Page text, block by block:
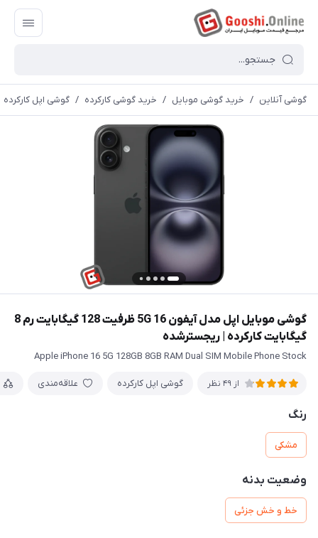
گوشی آنلاین / خرید گوشی موبایل / خرید گوشی کارکرده / گوشی اپل کارکرده
گوشی موبایل اپل مدل آیفون 16 5G ظرفیت 128 گیگابایت رم 8
گیگابایت کارکرده | ریجسترشده
Apple iPhone 16 5G 128GB 8GB RAM Dual SIM Mobile Phone Stock
از 49 نظر گوشی اپل کارکرده علاقه‌مندی
رنگ
مشکی
وضعیت بدنه
خط و خش جزئی